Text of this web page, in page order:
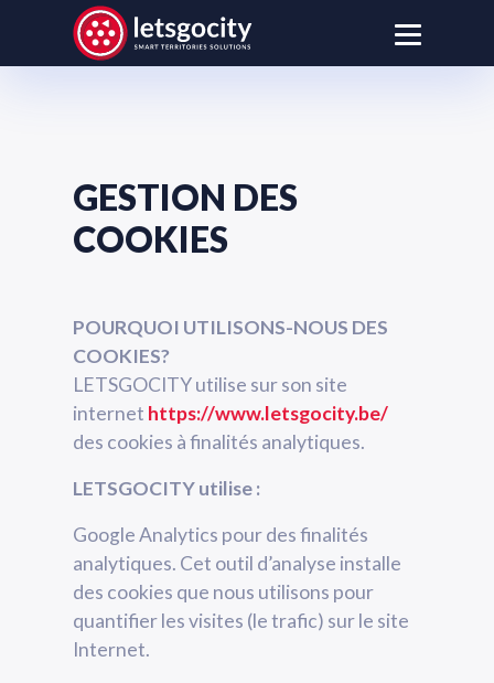
GESTION DES
COOKIES
POURQUOI UTILISONS-NOUS DES
COOKIES?
LETSGOCITY utilise sur son site
internet https://www.letsgocity.be/
des cookies à finalités analytiques.
LETSGOCITY utilise :
Google Analytics pour des finalités
analytiques. Cet outil d’analyse installe
des cookies que nous utilisons pour
quantifier les visites (le trafic) sur le site
Internet.